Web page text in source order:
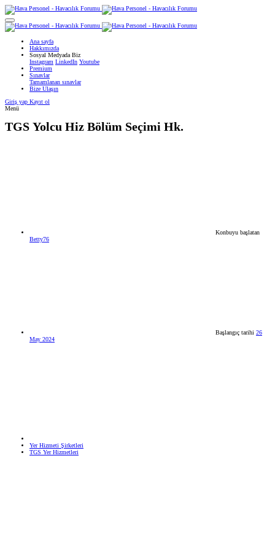
Ana sayfa
Hakkımızda
Sosyal Medyada Biz
Instagram LinkedIn Youtube
Premium
Sınavlar
Tamamlanan sınavlar
Bize Ulaşın
Giriş yap Kayıt ol
Menü
TGS Yolcu Hiz Bölüm Seçimi Hk.
Konbuyu başlatan
Betty76
Başlangıç tarihi 26
May 2024
Yer Hizmeti Şirketleri
TGS Yer Hizmetleri